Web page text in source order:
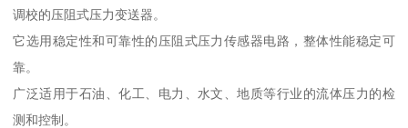
调校的压阻式压力变送器。
它选用稳定性和可靠性的压阻式压力传感器电路，整体性能稳定可
靠。
广泛适用于石油、化工、电力、水文、地质等行业的流体压力的检
测和控制。